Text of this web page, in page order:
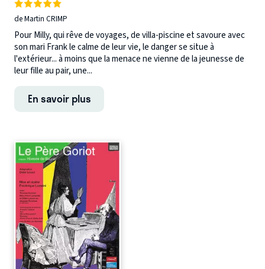
de Martin CRIMP
Pour Milly, qui rêve de voyages, de villa-piscine et savoure avec
son mari Frank le calme de leur vie, le danger se situe à
l'extérieur... à moins que la menace ne vienne de la jeunesse de
leur fille au pair, une...
En savoir plus